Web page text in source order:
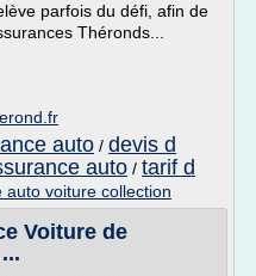
parfois du défi, afin de
Théronds...
auto / devis d
auto / tarif d
auto voiture collection
Voiture de